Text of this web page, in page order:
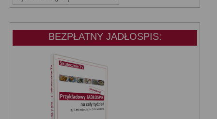
KATEGORIE:
BEZPŁATNY JADŁOSPIS: